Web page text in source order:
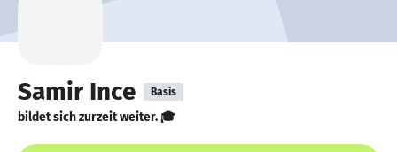
Samir Ince Basis
bildet sich zurzeit weiter. 🎓